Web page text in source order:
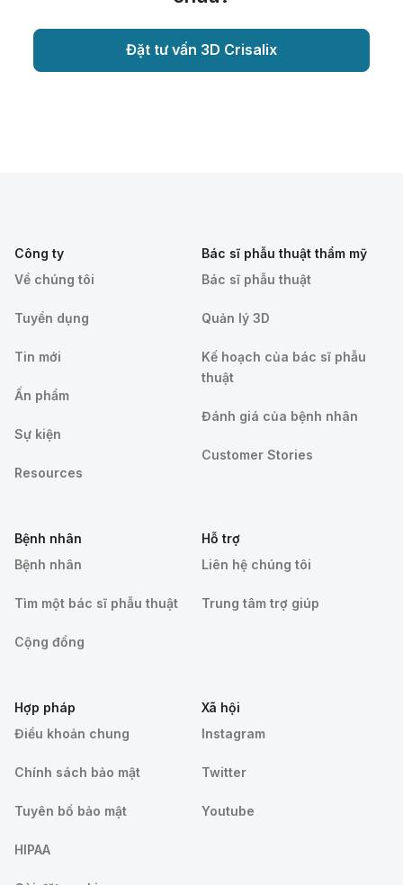
Đặt tư vấn 3D Crisalix
Công ty
Về chúng tôi
Tuyển dụng
Tin mới
Ấn phẩm
Sự kiện
Resources
Bác sĩ phẫu thuật thẩm mỹ
Bác sĩ phẫu thuật
Quản lý 3D
Kế hoạch của bác sĩ phẫu
thuật
Đánh giá của bệnh nhân
Customer Stories
Bệnh nhân
Bệnh nhân
Tìm một bác sĩ phẫu thuật
Cộng đồng
Hỗ trợ
Liên hệ chúng tôi
Trung tâm trợ giúp
Hợp pháp
Điều khoản chung
Chính sách bảo mật
Tuyên bố bảo mật
HIPAA
Xã hội
Instagram
Twitter
Youtube